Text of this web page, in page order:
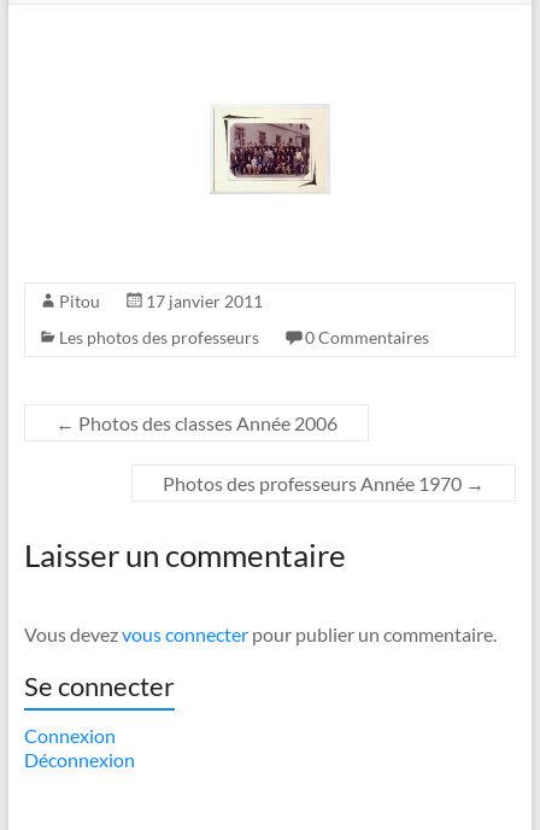
Pitou
17 janvier 2011
Les photos des professeurs
0 Commentaires
← Photos des classes Année 2006
Photos des professeurs Année 1970 →
Laisser un commentaire
Vous devezvous connecterpour publier un commentaire.
Se connecter
Connexion
Déconnexion